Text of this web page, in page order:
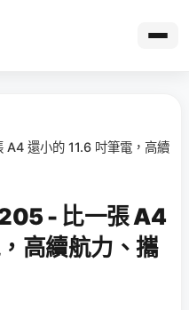
還小的 11.6 吋筆電，高續
- 比一張 A4
高續航力、攜